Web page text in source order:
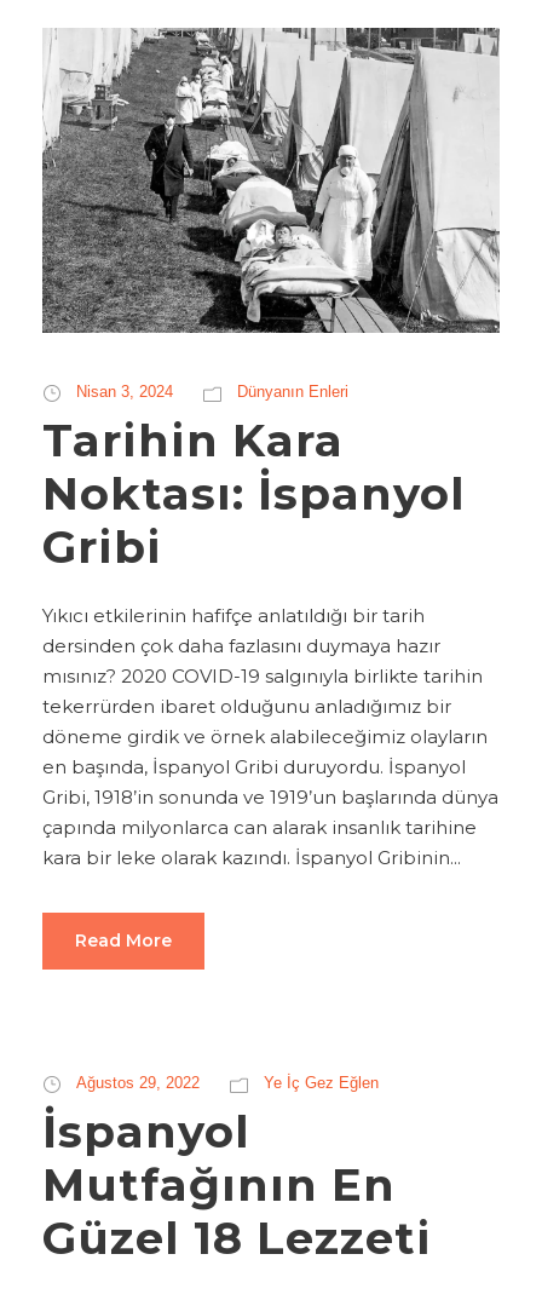
Nisan 3, 2024 Dünyanın Enleri
Tarihin Kara
Noktası: İspanyol
Gribi
Yıkıcı etkilerinin hafifçe anlatıldığı bir tarih
dersinden çok daha fazlasını duymaya hazır
mısınız? 2020 COVID-19 salgınıyla birlikte tarihin
tekerrürden ibaret olduğunu anladığımız bir
döneme girdik ve örnek alabileceğimiz olayların
en başında, İspanyol Gribi duruyordu. İspanyol
Gribi, 1918’in sonunda ve 1919’un başlarında dünya
çapında milyonlarca can alarak insanlık tarihine
kara bir leke olarak kazındı. İspanyol Gribinin...
Read More
Ağustos 29, 2022 Ye İç Gez Eğlen
İspanyol
Mutfağının En
Güzel 18 Lezzeti